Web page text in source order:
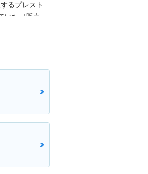
るプレスト
いた（販売